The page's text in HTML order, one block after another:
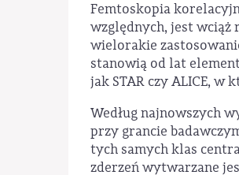
Femtoskopia
względnych, jest wciąż
wielorakie
stanowią od lat
jak STAR czy ALICE, w
Według najnowszych
przy grancie
tych samych klas
zderzeń wytwarzane